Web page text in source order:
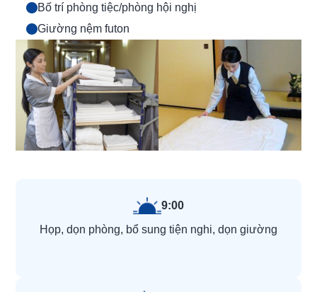
Bố trí phòng tiệc/phòng hội nghị
Giường nệm futon
9:00
Họp, dọn phòng, bổ sung tiện nghi, dọn giường